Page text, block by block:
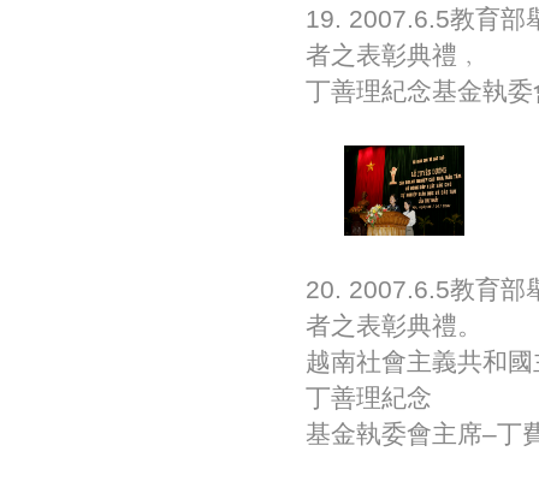
19. 2007.6.5教育部
者之表彰典禮﹐
丁善理紀念基金執
20. 2007.6.5教育部
者之表彰典禮。
越南社會主義共和
丁善理紀念
基金執委會主席–丁